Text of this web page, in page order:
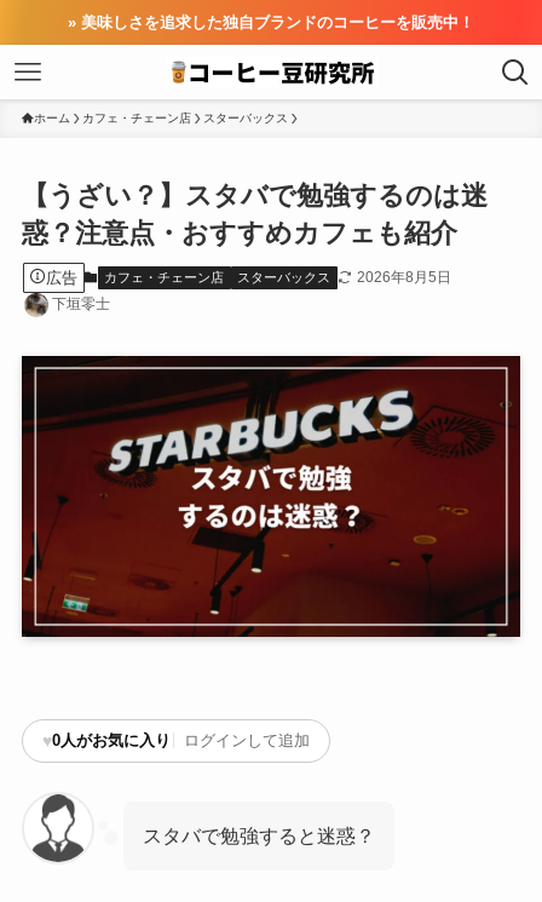
» 美味しさを追求した独自ブランドのコーヒーを販売中！
ホーム カフェ・チェーン店 スターバックス
【うざい？】スタバで勉強するのは迷
惑？注意点・おすすめカフェも紹介
広告 カフェ・チェーン店 スターバックス
2026年8月5日
下垣零士
♥0人がお気に入り ログインして追加
スタバで勉強すると迷惑？